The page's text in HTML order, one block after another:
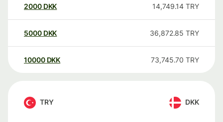
2000 DKK 14,749.14 TRY
5000 DKK 36,872.85 TRY
10000 DKK 73,745.70 TRY
TRY DKK